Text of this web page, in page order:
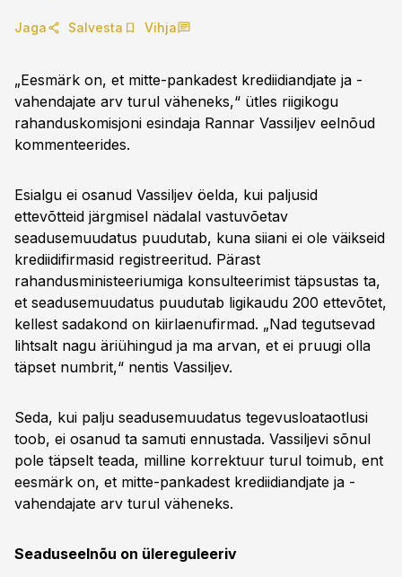
Jaga Salvesta Vihja
„Eesmärk on, et mitte-pankadest krediidiandjate ja -
vahendajate arv turul väheneks,“ ütles riigikogu
rahanduskomisjoni esindaja Rannar Vassiljev eelnõud
kommenteerides.
Esialgu ei osanud Vassiljev öelda, kui paljusid
ettevõtteid järgmisel nädalal vastuvõetav
seadusemuudatus puudutab, kuna siiani ei ole väikseid
krediidifirmasid registreeritud. Pärast
rahandusministeeriumiga konsulteerimist täpsustas ta,
et seadusemuudatus puudutab ligikaudu 200 ettevõtet,
kellest sadakond on kiirlaenufirmad. „Nad tegutsevad
lihtsalt nagu äriühingud ja ma arvan, et ei pruugi olla
täpset numbrit,“ nentis Vassiljev.
Seda, kui palju seadusemuudatus tegevusloataotlusi
toob, ei osanud ta samuti ennustada. Vassiljevi sõnul
pole täpselt teada, milline korrektuur turul toimub, ent
eesmärk on, et mitte-pankadest krediidiandjate ja -
vahendajate arv turul väheneks.
Seaduseelnõu on ülereguleeriv